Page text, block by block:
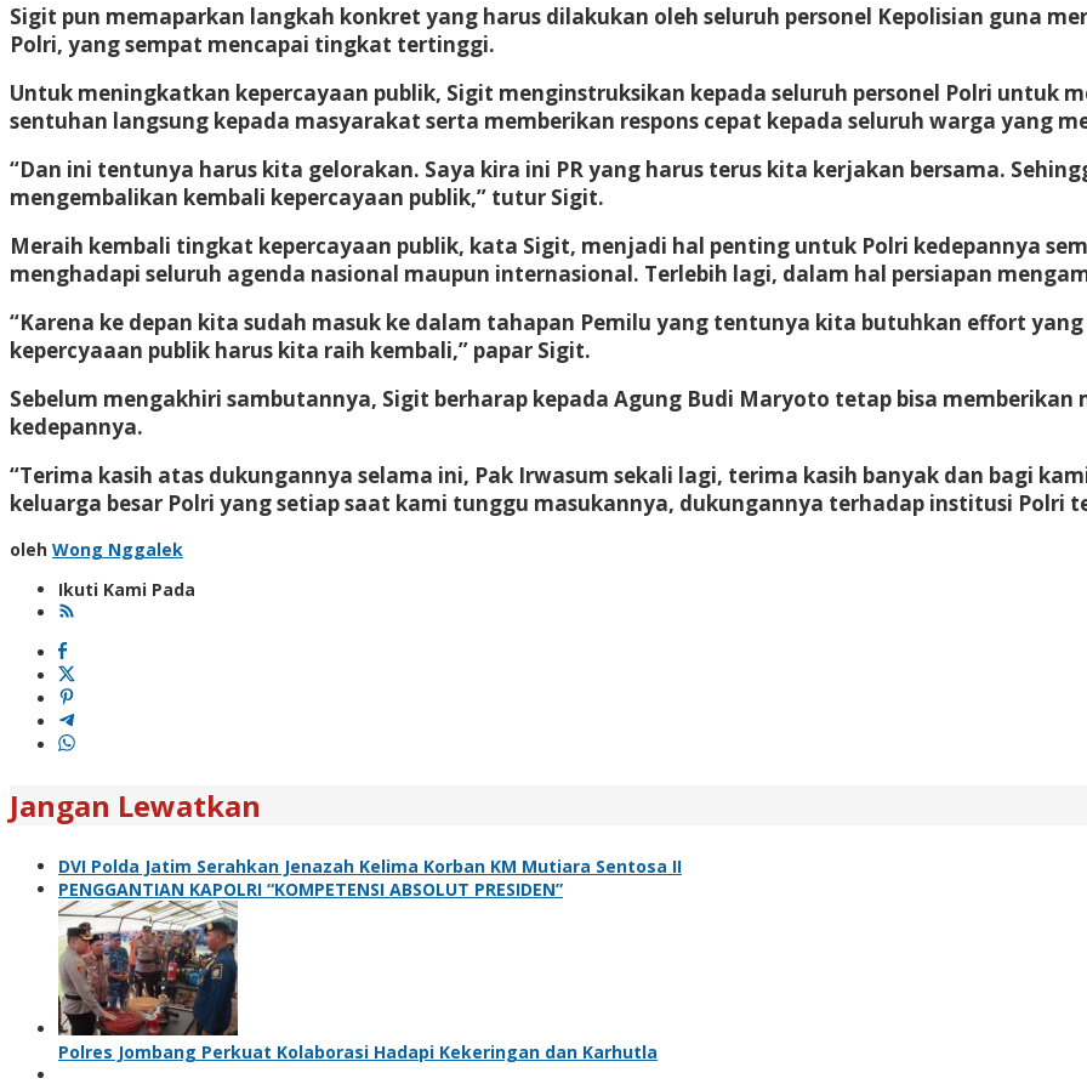
Sigit pun memaparkan langkah konkret yang harus dilakukan oleh seluruh personel Kepolisian guna
Polri, yang sempat mencapai tingkat tertinggi.
Untuk meningkatkan kepercayaan publik, Sigit menginstruksikan kepada seluruh personel Polri untuk
sentuhan langsung kepada masyarakat serta memberikan respons cepat kepada seluruh warga yang
“Dan ini tentunya harus kita gelorakan. Saya kira ini PR yang harus terus kita kerjakan bersama.
mengembalikan kembali kepercayaan publik,” tutur Sigit.
Meraih kembali tingkat kepercayaan publik, kata Sigit, menjadi hal penting untuk Polri kedepannya
menghadapi seluruh agenda nasional maupun internasional. Terlebih lagi, dalam hal persiapan
“Karena ke depan kita sudah masuk ke dalam tahapan Pemilu yang tentunya kita butuhkan effort
kepercyaaan publik harus kita raih kembali,” papar Sigit.
Sebelum mengakhiri sambutannya, Sigit berharap kepada Agung Budi Maryoto tetap bisa memberikan
kedepannya.
“Terima kasih atas dukungannya selama ini, Pak Irwasum sekali lagi, terima kasih banyak dan bagi
keluarga besar Polri yang setiap saat kami tunggu masukannya, dukungannya terhadap institusi Polri
oleh Wong Nggalek
Ikuti Kami Pada
Jangan Lewatkan
DVI Polda Jatim Serahkan Jenazah Kelima Korban KM Mutiara Sentosa II
PENGGANTIAN KAPOLRI “KOMPETENSI ABSOLUT PRESIDEN”
Polres Jombang Perkuat Kolaborasi Hadapi Kekeringan dan Karhutla